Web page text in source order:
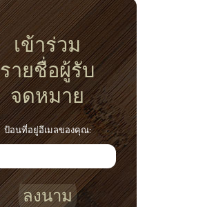
เข้าร่วม
รายชื่อผู้รับ
จดหมาย
ป้อนที่อยู่อีเมลของคุณ:
ลงนาม